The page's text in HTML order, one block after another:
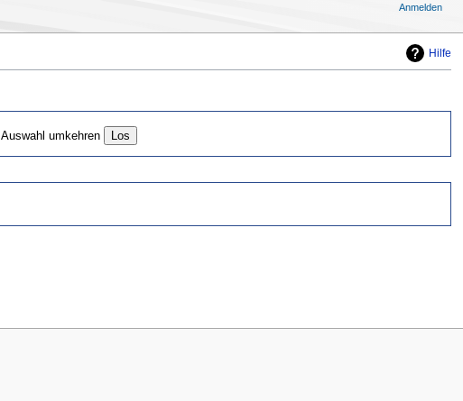
Hilfe
Auswahl umkehren
Anmelden